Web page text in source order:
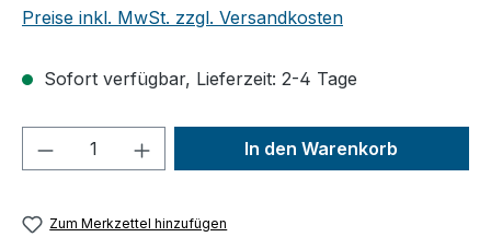
Preise inkl. MwSt. zzgl. Versandkosten
Sofort verfügbar, Lieferzeit: 2-4 Tage
Produkt Anzahl: Gib denIn den Warenkorb
Zum Merkzettel hinzufügen